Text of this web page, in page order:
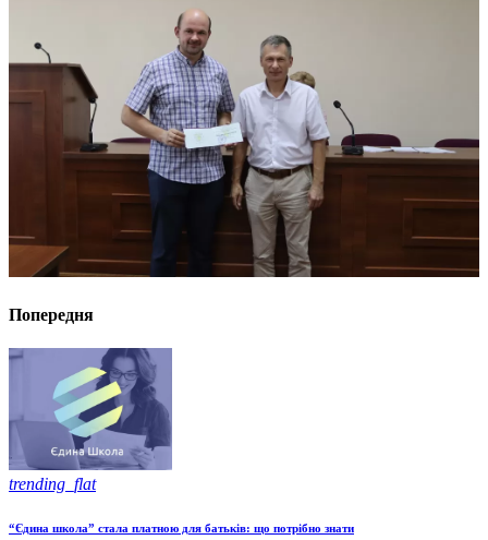
Попередня
trending_flat
“Єдина школа” стала платною для батьків: що потрібно знати